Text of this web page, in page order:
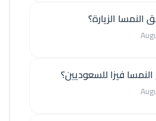
الزيارة؟
فيزا للسعوديين؟